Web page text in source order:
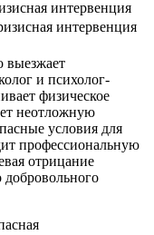
интервенция
выезжает
и психолог-
физическое
неотложную
условия для
профессиональную
отрицание